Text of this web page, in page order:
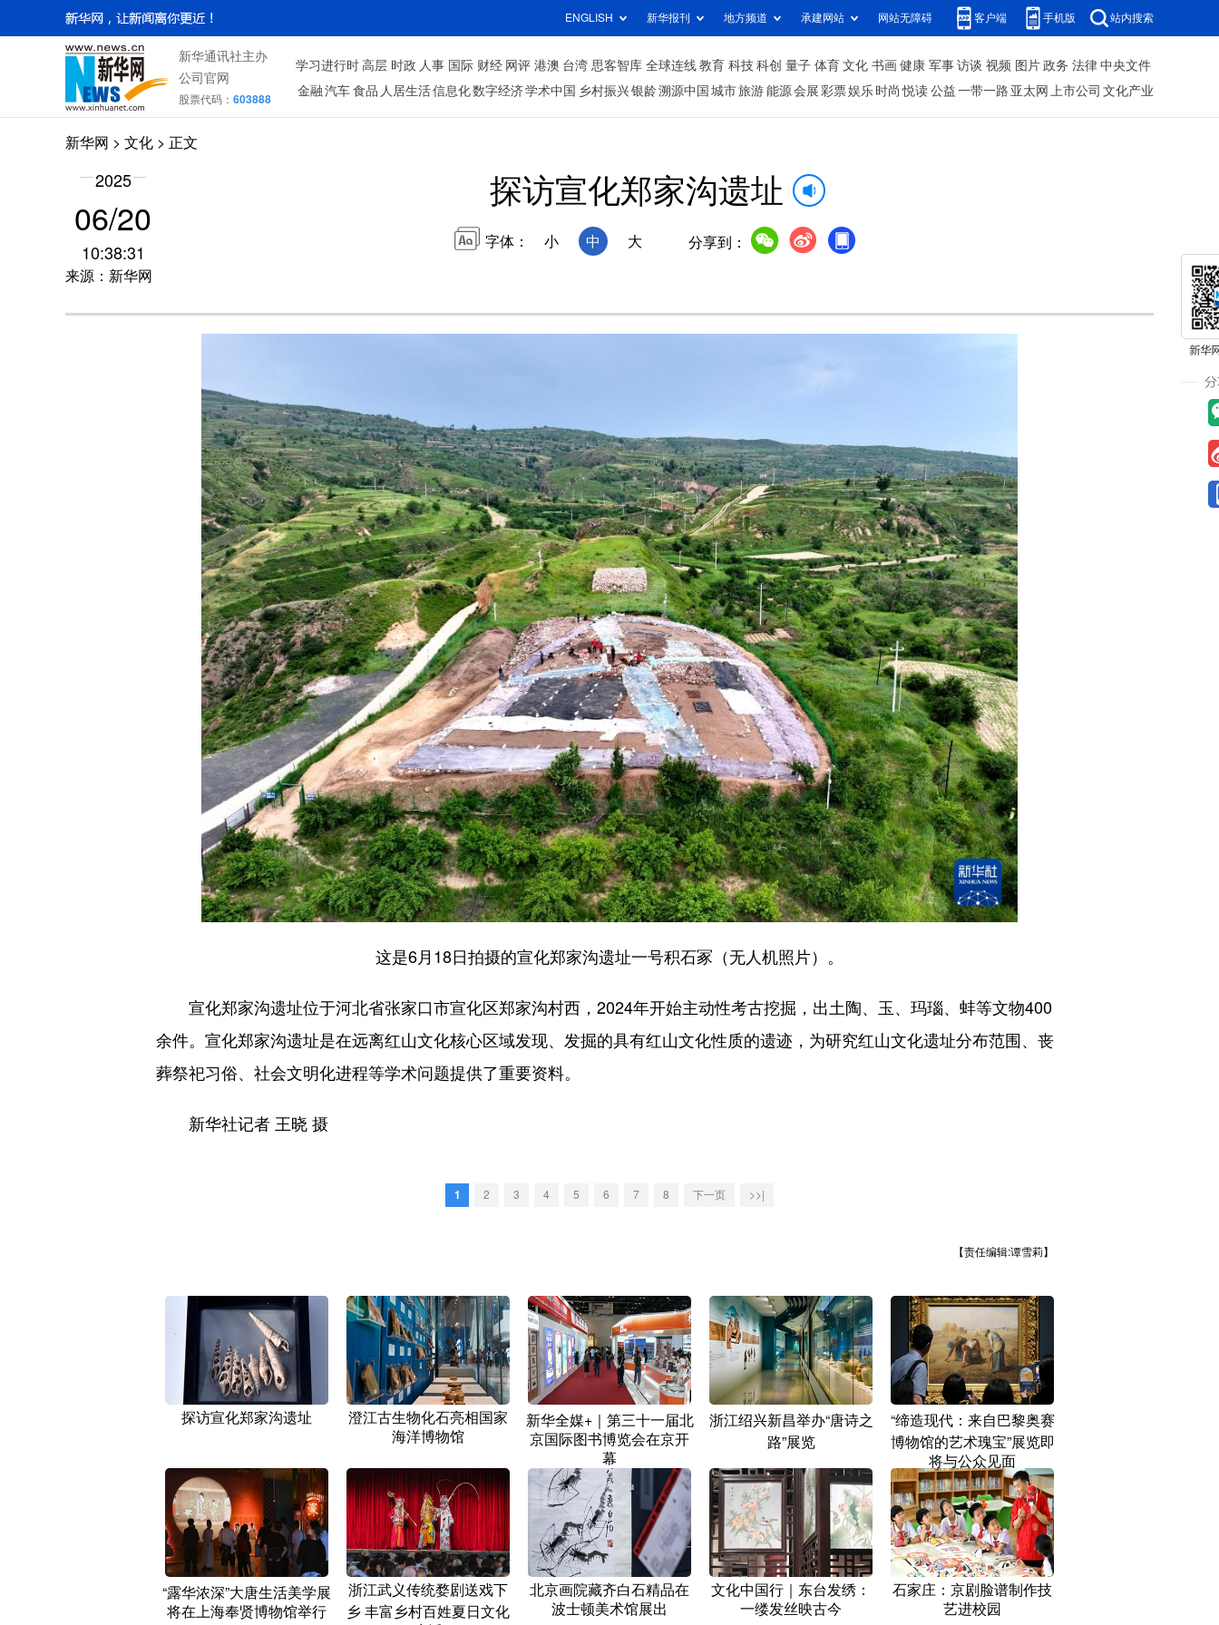
ENGLISH 新华报刊 地方频道 承建网站 网站无障碍 客户端 手机版 站内搜索
新华通讯社主办
公司官网
股票代码： 603888
学习进行时 高层 时政 人事 国际 财经 网评 港澳 台湾 思客智库 全球连线 教育 科技 科创 量子 体育 文化 书画 健康 军事 访谈 视频 图片 政务 法律 中央文件
金融 汽车 食品 人居生活信息化数字经济学术中国 乡村振兴银龄溯源中国 城市旅游 能源 会展 彩票娱乐 时尚 悦读 公益 一带一路 亚太网 上市公司 文化产业
新华网 > 文化 > 正文
2025
06/20
10:38:31
来源：新华网
探访宣化郑家沟遗址
字体： 小 中 大 分享到：
这是6月18日拍摄的宣化郑家沟遗址一号积石冢（无人机照片）。
宣化郑家沟遗址位于河北省张家口市宣化区郑家沟村西，2024年开始主动性考古挖掘，出土陶、玉、玛瑙、蚌等文物400
余件。宣化郑家沟遗址是在远离红山文化核心区域发现、发掘的具有红山文化性质的遗迹，为研究红山文化遗址分布范围、丧
葬祭祀习俗、社会文明化进程等学术问题提供了重要资料。
新华社记者 王晓 摄
1 2 3 4 5 6 7 8 下一页 >>|
【责任编辑:谭雪莉】
探访宣化郑家沟遗址
澄江古生物化石亮相国家
海洋博物馆
新华全媒+｜第三十一届北
京国际图书博览会在京开
幕
浙江绍兴新昌举办“唐诗之
路”展览
“缔造现代：来自巴黎奥赛
博物馆的艺术瑰宝”展览即
将与公众见面
“露华浓深”大唐生活美学展
将在上海奉贤博物馆举行
浙江武义传统婺剧送戏下
乡 丰富乡村百姓夏日文化
北京画院藏齐白石精品在
波士顿美术馆展出
文化中国行｜东台发绣：
一缕发丝映古今
石家庄：京剧脸谱制作技
艺进校园